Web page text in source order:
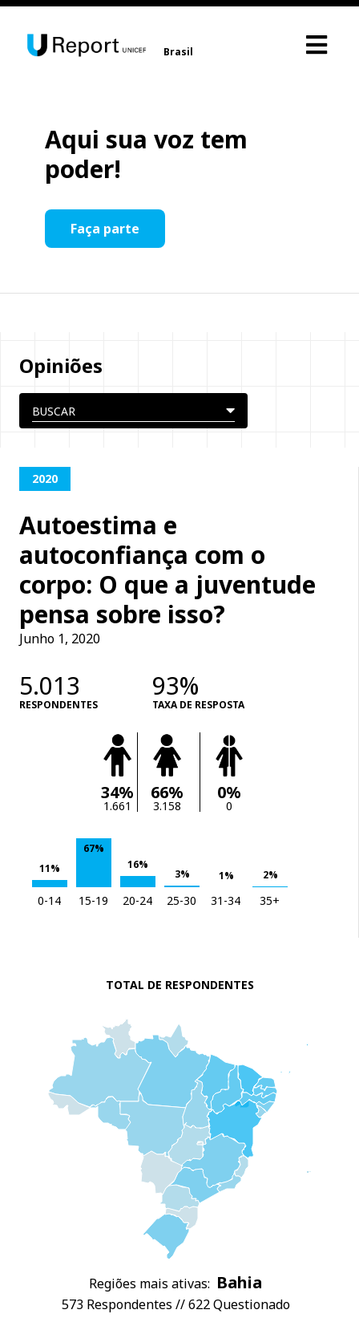
Brasil
Aqui sua voz tem
poder!
Faça parte
Opiniões
2020
Autoestima e
autoconfiança com o
corpo: O que a juventude
pensa sobre isso?
Junho 1, 2020
5.013
RESPONDENTES
93%
TAXA DE RESPOSTA
34%
1.661
66%
3.158
0%
0
11%
67%
16%
3% 1% 2%
0-14 15-19 20-24 25-30 31-34 35+
TOTAL DE RESPONDENTES
Regiões mais ativas: Bahia
573 Respondentes // 622 Questionado